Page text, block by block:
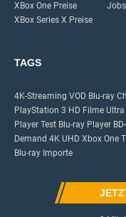
XBox One Preise
XBox Series X Preise
Jobs
TAGS
4K-Streaming VOD Blu-ray
PlayStation 3 HD Filme Ultra
Player Test Blu-ray Player
Demand 4K UHD Xbox One
Blu-ray Importe